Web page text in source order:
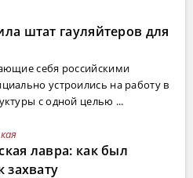
штат гауляйтеров для
себя российскими
устроились на работу в
с одной целью ...
лавра: как был
захвату